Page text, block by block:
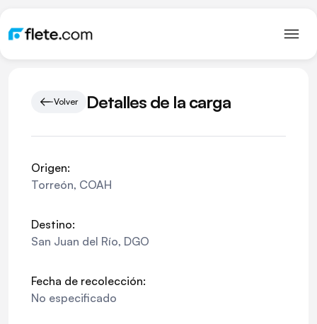
Volver Detalles de la carga
Origen:
Torreón, COAH
Destino:
San Juan del Río, DGO
Fecha de recolección:
No especificado